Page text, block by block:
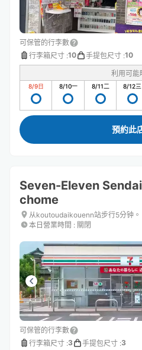
可保管的行李數
行李箱尺寸 :10 手提包尺寸 :10
利用可能
8/9日 8/10一 8/11二 8/12三
預約此
Seven-Eleven
chome
从koutoudaikouenn站步行5分钟。
本日營業時間 : 關閉
可保管的行李數
行李箱尺寸 :3 手提包尺寸 :3